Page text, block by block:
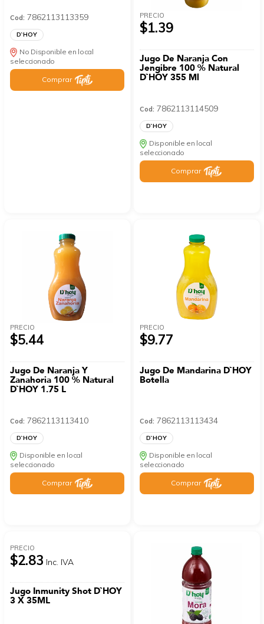
Cod: 7862113113359
D`HOY
No Disponible en local
seleccionado
Comprar
PRECIO
$1.39
Jugo De Naranja Con
Jengibre 100 % Natural
D`HOY 355 Ml
Cod: 7862113114509
D`HOY
Disponible en local
seleccionado
Comprar
PRECIO
$5.44
Jugo De Naranja Y
Zanahoria 100 % Natural
D`HOY 1.75 L
Cod: 7862113113410
D`HOY
Disponible en local
seleccionado
Comprar
PRECIO
$9.77
Jugo De Mandarina D`HOY
Botella
Cod: 7862113113434
D`HOY
Disponible en local
seleccionado
Comprar
PRECIO
$2.83 Inc. IVA
Jugo Inmunity Shot D`HOY
3 X 35ML